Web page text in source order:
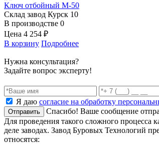
Ключ отбойный М-50
Склад завод Курск 10
В производстве 0
Цена 4 254 ₽
В корзину Подробнее
Нужна консультация?
Задайте вопрос эксперту!
Я даю согласие на обработку
Отправить
Спасибо! Ваше сообщение
Для проведения такого сложного процесса
деле заводах. Завод Буровых Технологий
относятся: